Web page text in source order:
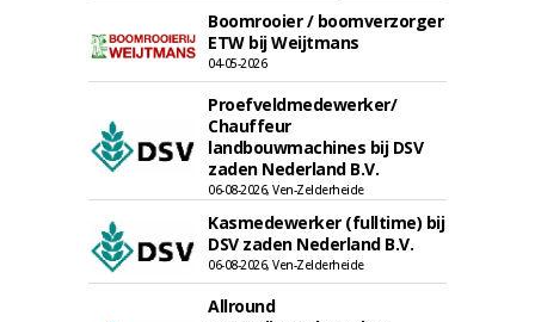
Boomrooier / boomverzorger
ETW bij Weijtmans
04-05-2026
Proefveldmedewerker/
Chauffeur
landbouwmachines bij DSV
zaden Nederland B.V.
06-08-2026, Ven-Zelderheide
Kasmedewerker (fulltime) bij
DSV zaden Nederland B.V.
06-08-2026, Ven-Zelderheide
Allround